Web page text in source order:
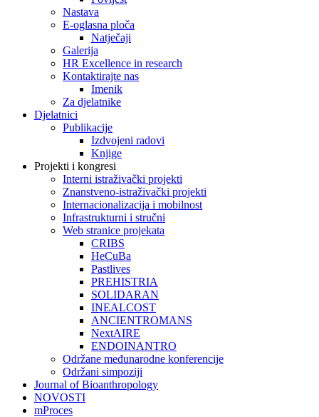
Nastava
E-oglasna ploča
Natječaji
Galerija
HR Excellence in research
Kontaktirajte nas
Imenik
Za djelatnike
Djelatnici
Publikacije
Izdvojeni radovi
Knjige
Projekti i kongresi
Interni istraživački projekti
Znanstveno-istraživački projekti
Internacionalizacija i mobilnost
Infrastrukturni i stručni
Web stranice projekata
CRIBS
HeCuBa
Pastlives
PREHISTRIA
SOLIDARAN
INEALCOST
ANCIENTROMANS
NextAIRE
ENDOINANTRO
Održane međunarodne konferencije
Održani simpoziji
Journal of Bioanthropology
NOVOSTI
mProces